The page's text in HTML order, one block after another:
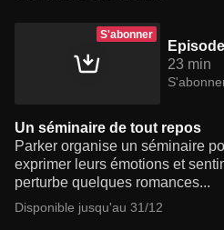
S'abonner
23 min
Un séminaire de tout repos
Parker organise un séminaire
exprimer leurs émotions et
perturbe quelques romances...
Disponible jusqu'au 31/12